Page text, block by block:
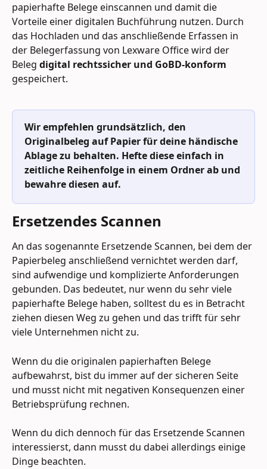
papierhafte Belege einscannen und damit die
Vorteile einer digitalen Buchführung nutzen. Durch
das Hochladen und das anschließende Erfassen in
der Belegerfassung von Lexware Office wird der
Beleg digital rechtssicher und GoBD-konform
gespeichert.
Wir empfehlen grundsätzlich, den
Originalbeleg auf Papier für deine händische
Ablage zu behalten. Hefte diese einfach in
zeitliche Reihenfolge in einem Ordner ab und
bewahre diesen auf.
Ersetzendes Scannen
An das sogenannte Ersetzende Scannen, bei dem der
Papierbeleg anschließend vernichtet werden darf,
sind aufwendige und komplizierte Anforderungen
gebunden. Das bedeutet, nur wenn du sehr viele
papierhafte Belege haben, solltest du es in Betracht
ziehen diesen Weg zu gehen und das trifft für sehr
viele Unternehmen nicht zu.
Wenn du die originalen papierhaften Belege
aufbewahrst, bist du immer auf der sicheren Seite
und musst nicht mit negativen Konsequenzen einer
Betriebsprüfung rechnen.
Wenn du dich dennoch für das Ersetzende Scannen
interessierst, dann musst du dabei allerdings einige
Dinge beachten.